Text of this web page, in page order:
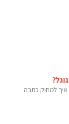
איך למחוק כתבה